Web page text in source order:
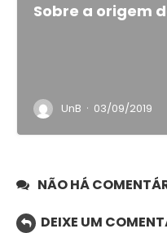
Sobre a origem
UnB · 03/09/2019
NÃO HÁ
DEIXE UM